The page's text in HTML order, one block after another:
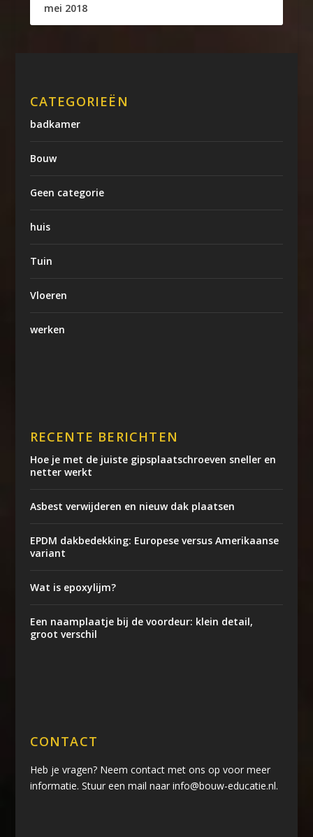
mei 2018
CATEGORIEËN
badkamer
Bouw
Geen categorie
huis
Tuin
Vloeren
werken
RECENTE BERICHTEN
Hoe je met de juiste gipsplaatschroeven sneller en
netter werkt
Asbest verwijderen en nieuw dak plaatsen
EPDM dakbedekking: Europese versus Amerikaanse
variant
Wat is epoxylijm?
Een naamplaatje bij de voordeur: klein detail,
groot verschil
CONTACT
Heb je vragen? Neem contact met ons op voor meer
informatie. Stuur een mail naar info@bouw-educatie.nl.